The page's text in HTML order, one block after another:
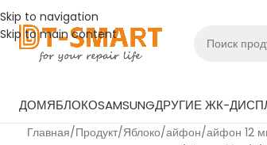
Skip to navigation
Skip to main content
ДОМЯБЛОКОSAMSUNGДРУГИЕ ЖК-
Главная/Продукт/Яблоко/айфон/айфон 12